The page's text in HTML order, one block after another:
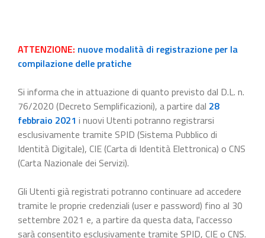
ATTENZIONE: nuove modalità di registrazione per la
compilazione delle pratiche
Si informa che in attuazione di quanto previsto dal D.L. n.
76/2020 (Decreto Semplificazioni), a partire dal 28
febbraio 2021 i nuovi Utenti potranno registrarsi
esclusivamente tramite SPID (Sistema Pubblico di
Identità Digitale), CIE (Carta di Identità Elettronica) o CNS
(Carta Nazionale dei Servizi).
Gli Utenti già registrati potranno continuare ad accedere
tramite le proprie credenziali (user e password) fino al 30
settembre 2021 e, a partire da questa data, l'accesso
sarà consentito esclusivamente tramite SPID, CIE o CNS.